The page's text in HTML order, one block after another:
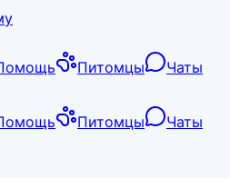
Питомцы
Чаты
Питомцы
Чаты